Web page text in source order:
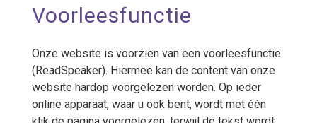
Voorleesfunctie
Onze website is voorzien van een voorleesfunctie
(ReadSpeaker). Hiermee kan de content van onze
website hardop voorgelezen worden. Op ieder
online apparaat, waar u ook bent, wordt met één